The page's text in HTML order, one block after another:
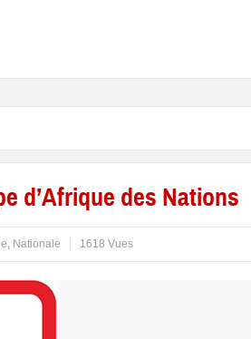
d’Afrique des Nations
, Nationale 1618 Vues